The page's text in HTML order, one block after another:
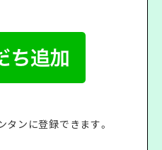
ンに登録できます。